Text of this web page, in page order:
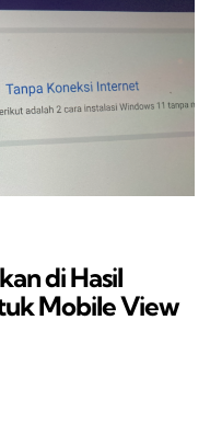
di Hasil
Mobile View